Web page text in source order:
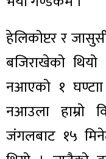
हेलिकोप्टर र
बजिराखेको थियो
नआएको १
नआउला हाम्रो
जंगलबाट १५